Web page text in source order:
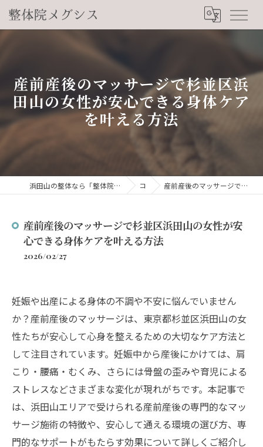
産前産後のマッサージで杉並区浜
田山の女性が安心できる身体ケア
を叶える方法
浜田山の整体なら「整体院メグシス」肩こり・腰痛・自律神経の悩みを睡眠から改善 コラム 産前産後のマッサージで杉並区浜田山の女性が安心できる身体ケアを叶える方法
産前産後のマッサージで杉並区浜田山の女性が安
心できる身体ケアを叶える方法
2026/02/27
妊娠や出産による身体の不調や不安に悩んでいません
か？産前産後のマッサージは、東京都杉並区浜田山の女
性たちが安心して心身を整えるための大切なケア方法と
して注目されています。妊娠中から産後にかけては、肩
こり・腰痛・むくみ、さらには骨盤の歪みや育児による
ストレスなどさまざまな変化が現れがちです。本記事で
は、浜田山エリアで受けられる産前産後の専門的なマッ
サージ施術の特徴や、安心して通える環境の選び方、専
門的なサポートがもたらす効果について詳しくご紹介し